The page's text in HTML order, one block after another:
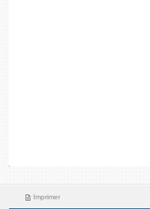
Imprimer